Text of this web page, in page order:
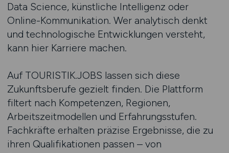
Data Science, künstliche Intelligenz oder
Online-Kommunikation. Wer analytisch denkt
und technologische Entwicklungen versteht,
kann hier Karriere machen.
Auf TOURISTIK.JOBS lassen sich diese
Zukunftsberufe gezielt finden. Die Plattform
filtert nach Kompetenzen, Regionen,
Arbeitszeitmodellen und Erfahrungsstufen.
Fachkräfte erhalten präzise Ergebnisse, die zu
ihren Qualifikationen passen – von